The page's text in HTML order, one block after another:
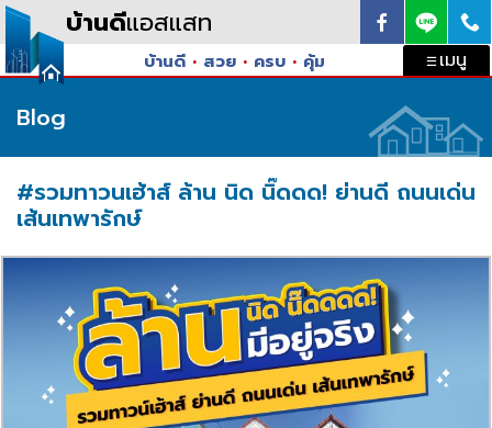
Skip to content
บ้านดีแอสแสท
บ้านดี • สวย • ครบ • คุ้ม เมนู
Blog
#รวมทาวนเฮ้าส์ ล้าน นิด นิ๊ดดด! ย่านดี ถนนเด่น
เส้นเทพารักษ์